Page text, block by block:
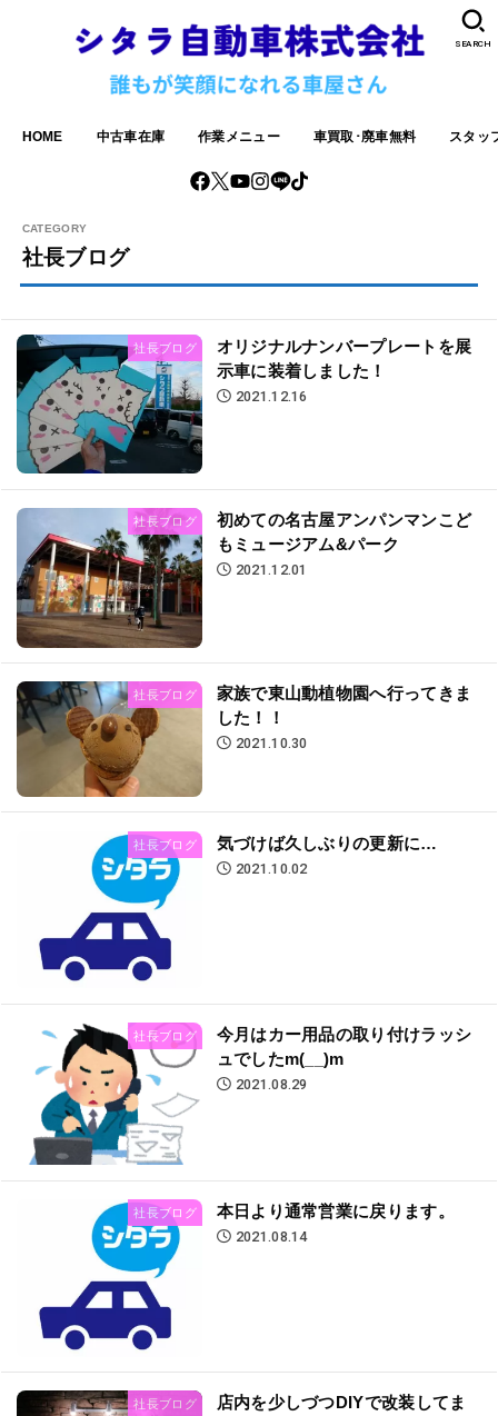
HOME 中古車在庫 作業メニュー 車買取･廃車無料 スタッ
SEARCH
社長ブログ
社長ブログ
オリジナルナンバープレートを展
示車に装着しました！
2021.12.16
社長ブログ
初めての名古屋アンパンマンこど
もミュージアム&パーク
2021.12.01
社長ブログ
家族で東山動植物園へ行ってきま
した！！
2021.10.30
社長ブログ 気づけば久しぶりの更新に…
2021.10.02
社長ブログ
今月はカー用品の取り付けラッシ
ュでしたm(__)m
2021.08.29
社長ブログ 本日より通常営業に戻ります。
2021.08.14
社長ブログ
店内を少しづつDIYで改装してま